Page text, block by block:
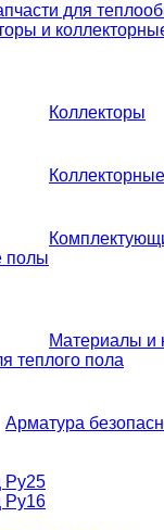
для
и
Коллекторы
полы
Материалы и
теплого пола
Арматура
Ру25
Ру16